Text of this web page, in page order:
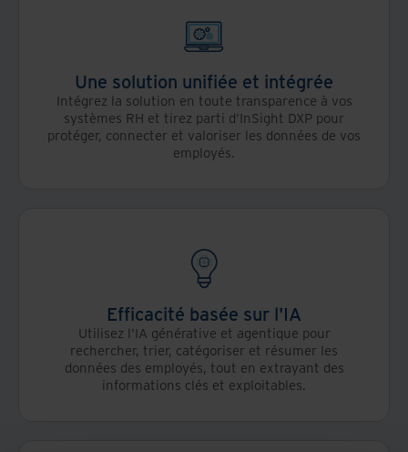
Une solution unifiée et intégrée
Intégrez la solution en toute transparence à vos
systèmes RH et tirez parti d'InSight DXP pour
protéger, connecter et valoriser les données de vos
employés.
Efficacité basée sur l'IA
Utilisez l'IA générative et agentique pour
rechercher, trier, catégoriser et résumer les
données des employés, tout en extrayant des
informations clés et exploitables.